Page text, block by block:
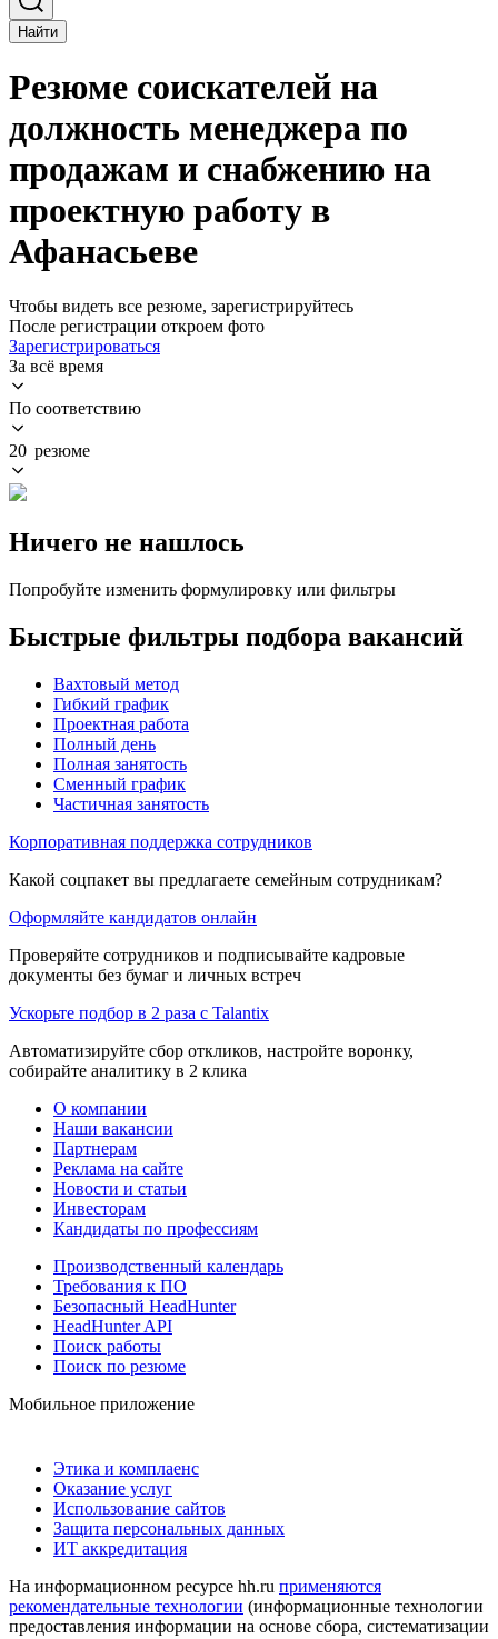
Найти
Резюме соискателей на
должность менеджера по
продажам и снабжению на
проектную работу в
Афанасьеве
Чтобы видеть все резюме, зарегистрируйтесь
После регистрации откроем фото
Зарегистрироваться
За всё время
По соответствию
20 резюме
Ничего не нашлось
Попробуйте изменить формулировку или фильтры
Быстрые фильтры подбора вакансий
Вахтовый метод
Гибкий график
Проектная работа
Полный день
Полная занятость
Сменный график
Частичная занятость
Корпоративная поддержка сотрудников
Какой соцпакет вы предлагаете семейным сотрудникам?
Оформляйте кандидатов онлайн
Проверяйте сотрудников и подписывайте кадровые
документы без бумаг и личных встреч
Ускорьте подбор в 2 раза с Talantix
Автоматизируйте сбор откликов, настройте воронку,
собирайте аналитику в 2 клика
О компании
Наши вакансии
Партнерам
Реклама на сайте
Новости и статьи
Инвесторам
Кандидаты по профессиям
Производственный календарь
Требования к ПО
Безопасный HeadHunter
HeadHunter API
Поиск работы
Поиск по резюме
Мобильное приложение
Этика и комплаенс
Оказание услуг
Использование сайтов
Защита персональных данных
ИТ аккредитация
На информационном ресурсе hh.ru применяются
рекомендательные технологии (информационные технологии
предоставления информации на основе сбора, систематизации